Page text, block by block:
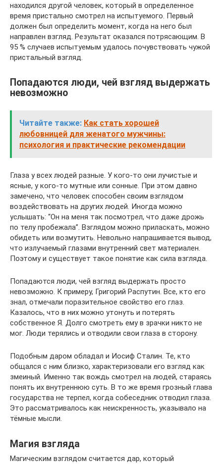
находился другой человек, который в определенное
время пристально смотрел на испытуемого. Первый
должен был определить момент, когда на него был
направлен взгляд. Результат оказался потрясающим. В
95 % случаев испытуемым удалось почувствовать чужой
пристальный взгляд.
Попадаются люди, чей взгляд выдержать
невозможно
Читайте также: Как стать хорошей
любовницей для женатого мужчины:
психология и практические рекомендации
Глаза у всех людей разные. У кого-то они лучистые и
ясные, у кого-то мутные или сонные. При этом давно
замечено, что человек способен своим взглядом
воздействовать на других людей. Иногда можно
услышать: “Он на меня так посмотрел, что даже дрожь
по телу пробежала”. Взглядом можно приласкать, можно
обидеть или возмутить. Невольно напрашивается вывод,
что излучаемый глазами внутренний свет материален.
Поэтому и существует такое понятие как сила взгляда.
Попадаются люди, чей взгляд выдержать просто
невозможно. К примеру, Григорий Распутин. Все, кто его
знал, отмечали поразительное свойство его глаз.
Казалось, что в них можно утонуть и потерять
собственное Я. Долго смотреть ему в зрачки никто не
мог. Люди терялись и отводили свои глаза в сторону.
Подобным даром обладал и Иосиф Сталин. Те, кто
общался с ним близко, характеризовали его взгляд как
змеиный. Именно так вождь смотрел на людей, стараясь
понять их внутреннюю суть. В то же время грозный глава
государства не терпел, когда собеседник отводил глаза.
Это рассматривалось как неискренность, указывало на
тёмные мысли.
Магия взгляда
Магическим взглядом считается дар, который